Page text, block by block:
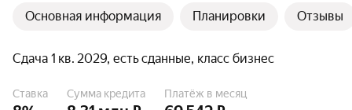
Основная информация Планировки Отзывы
Сдача 1 кв. 2029, есть сданные, класс бизнес
Ставка Сумма кредита Платёж в месяц